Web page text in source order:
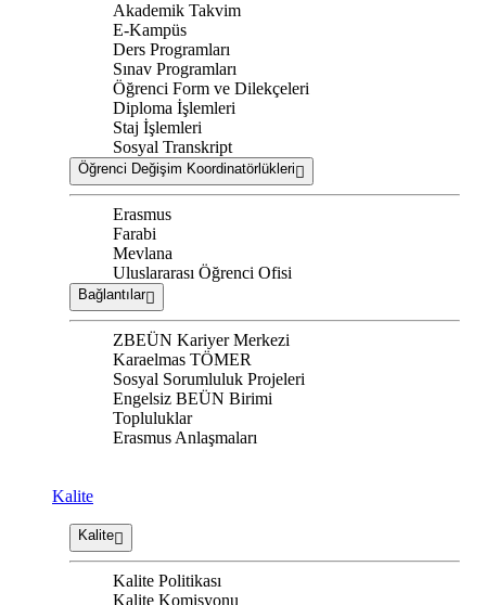
Akademik Takvim
E-Kampüs
Ders Programları
Sınav Programları
Öğrenci Form ve Dilekçeleri
Diploma İşlemleri
Staj İşlemleri
Sosyal Transkript
Öğrenci Değişim Koordinatörlükleri
Erasmus
Farabi
Mevlana
Uluslararası Öğrenci Ofisi
Bağlantılar
ZBEÜN Kariyer Merkezi
Karaelmas TÖMER
Sosyal Sorumluluk Projeleri
Engelsiz BEÜN Birimi
Topluluklar
Erasmus Anlaşmaları
Kalite
Kalite
Kalite Politikası
Kalite Komisyonu